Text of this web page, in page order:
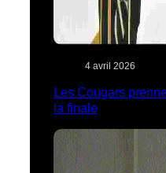
4 avril 2026
Les Cougars
la finale